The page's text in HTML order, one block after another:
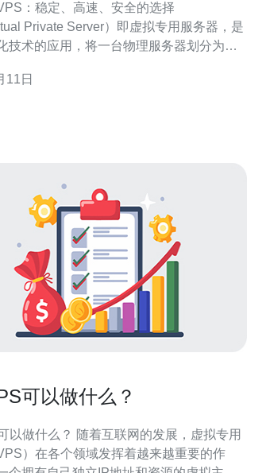
：稳定、高速、安全的选择
Private Server）即虚拟专用服务器，是
技术的应用，将一台物理服务器划分为多
提供了稳定、高
11日
可以做什么？
着互联网的发展，虚拟专用
）在各个领域发挥着越来越重要的作